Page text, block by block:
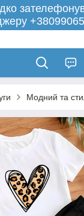
Модний та